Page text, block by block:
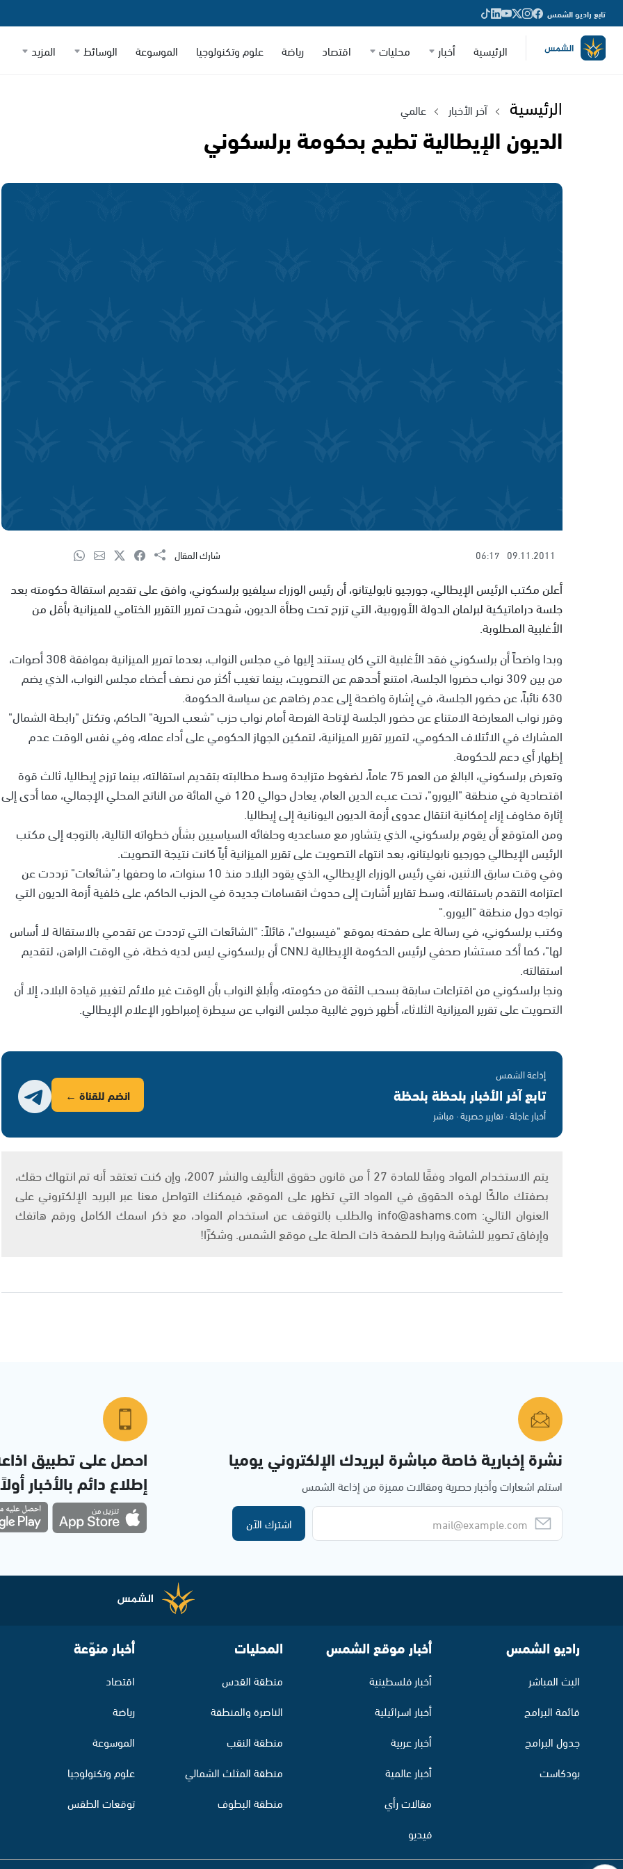
تابع راديو الشمس
الرئيسية أخبار محليات اقتصاد رياضة علوم وتكنولوجيا الموسوعة الوسائط المزيد
الرئيسية آخر الأخبار عالمي
الديون الإيطالية تطيح بحكومة برلسكوني
09.11.2011
06:17 شارك المقال
أعلن مكتب الرئيس الإيطالي، جورجيو نابوليتانو، أن رئيس الوزراء سيلفيو برلسكوني، وافق على تقديم استقالة حكومته بعد
جلسة دراماتيكية لبرلمان الدولة الأوروبية، التي تزرح تحت وطأة الديون، شهدت تمرير التقرير الختامي للميزانية بأقل من
الأغلبية المطلوبة.
وبدا واضحاً أن برلسكوني فقد الأغلبية التي كان يستند إليها في مجلس النواب، بعدما تمرير الميزانية بموافقة 308 أصوات،
من بين 309 نواب حضروا الجلسة، امتنع أحدهم عن التصويت، بينما تغيب أكثر من نصف أعضاء مجلس النواب، الذي يضم
630 نائباً، عن حضور الجلسة، في إشارة واضحة إلى عدم رضاهم عن سياسة الحكومة.
وقرر نواب المعارضة الامتناع عن حضور الجلسة لإتاحة الفرصة أمام نواب حزب "شعب الحرية" الحاكم، وتكتل "رابطة الشمال"
المشارك في الائتلاف الحكومي، لتمرير تقرير الميزانية، لتمكين الجهاز الحكومي على أداء عمله، وفي نفس الوقت عدم
إظهار أي دعم للحكومة.
وتعرض برلسكوني، البالغ من العمر 75 عاماً، لضغوط متزايدة وسط مطالبته بتقديم استقالته، بينما ترزح إيطاليا، ثالث قوة
اقتصادية في منطقة "اليورو"، تحت عبء الدين العام، يعادل حوالي 120 في المائة من الناتج المحلي الإجمالي، مما أدى إلى
إثارة مخاوف إزاء إمكانية انتقال عدوى أزمة الديون اليونانية إلى إيطاليا.
ومن المتوقع أن يقوم برلسكوني، الذي يتشاور مع مساعديه وحلفائه السياسيين بشأن خطواته التالية، بالتوجه إلى مكتب
الرئيس الإيطالي جورجيو نابوليتانو، بعد انتهاء التصويت على تقرير الميزانية أياً كانت نتيجة التصويت.
وفي وقت سابق الاثنين، نفي رئيس الوزراء الإيطالي، الذي يقود البلاد منذ 10 سنوات، ما وصفها بـ"شائعات" ترددت عن
اعتزامه التقدم باستقالته، وسط تقارير أشارت إلى حدوث انقسامات جديدة في الحزب الحاكم، على خلفية أزمة الديون التي
تواجه دول منطقة "اليورو."
وكتب برلسكوني، في رسالة على صفحته بموقع "فيسبوك"، قائلاً: "الشائعات التي ترددت عن تقدمي بالاستقالة لا أساس
لها"، كما أكد مستشار صحفي لرئيس الحكومة الإيطالية لـCNN أن برلسكوني ليس لديه خطة، في الوقت الراهن، لتقديم
استقالته.
ونجا برلسكوني من اقتراعات سابقة بسحب الثقة من حكومته، وأبلغ النواب بأن الوقت غير ملائم لتغيير قيادة البلاد، إلا أن
التصويت على تقرير الميزانية الثلاثاء، أظهر خروج غالبية مجلس النواب عن سيطرة إمبراطور الإعلام الإيطالي.
إذاعة الشمس
تابع آخر الأخبار بلحظة بلحظة
أخبار عاجلة · تقارير حصرية · مباشر
انضم للقناة ←
يتم الاستخدام المواد وفقًا للمادة 27 أ من قانون حقوق التأليف والنشر 2007، وإن كنت تعتقد أنه تم انتهاك حقك،
بصفتك مالكًا لهذه الحقوق في المواد التي تظهر على الموقع، فيمكنك التواصل معنا عبر البريد الإلكتروني على
العنوان التالي: info@ashams.com والطلب بالتوقف عن استخدام المواد، مع ذكر اسمك الكامل ورقم هاتفك
وإرفاق تصوير للشاشة ورابط للصفحة ذات الصلة على موقع الشمس. وشكرًا!
نشرة إخبارية خاصة مباشرة لبريدك الإلكتروني يوميا
استلم اشعارات وأخبار حصرية ومقالات مميزة من إذاعة الشمس
اشترك الآن
احصل على تطبيق
إطلاع دائم بالأخبار
راديو الشمس
البث المباشر
قائمة البرامج
جدول البرامج
بودكاست
أخبار موقع الشمس
أخبار فلسطينية
أخبار اسرائيلية
أخبار عربية
أخبار عالمية
مقالات رأي
فيديو
المحليات
منطقة القدس
الناصرة والمنطقة
منطقة النقب
منطقة المثلث الشمالي
منطقة البطوف
أخبار منوّعة
اقتصاد
رياضة
الموسوعة
علوم وتكنولوجيا
توقعات الطقس